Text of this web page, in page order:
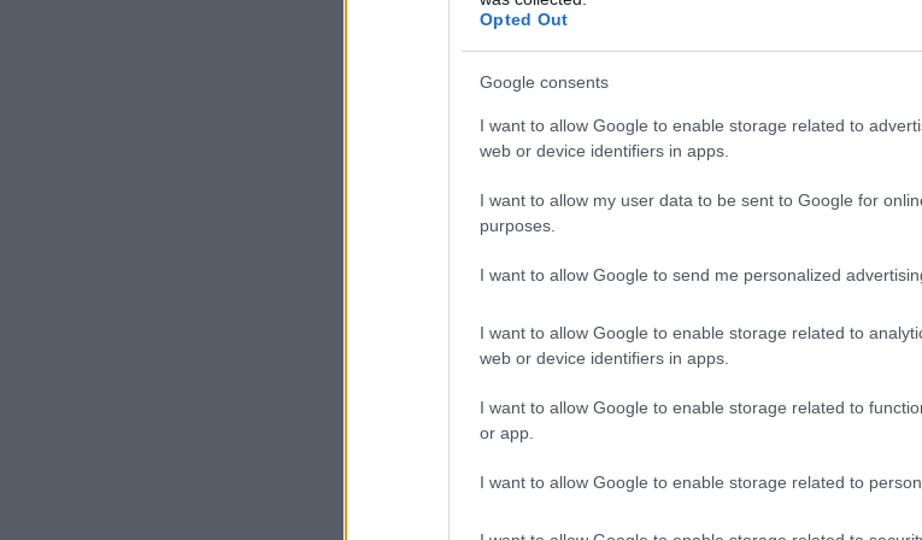
Opted Out
Google consents
I want to allow Google to enable storage related to
web or device identifiers in apps.
I want to allow my user data to be sent to Google for
purposes.
I want to allow Google to send me personalized
I want to allow Google to enable storage related to
web or device identifiers in apps.
I want to allow Google to enable storage related to
or app.
I want to allow Google to enable storage related to
Ha pedig Izrael megtámadása esetén
felszólítják, hogy „gyakoroljon
körének.” Bizonyos módon azt az
ott lenniük, azoknak, akik
áldozattá.
A kimondott szónak
tehát csodálkozni a növekvő
A francia politikai vezetés nem tudta
, miszerint a vitatott
található zsidó települések léte nem
reagált, mikor Donald Trump